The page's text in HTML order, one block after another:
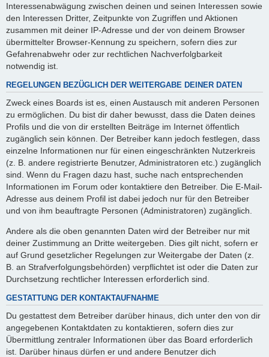
Interessenabwägung zwischen deinen und seinen Interessen sowie
den Interessen Dritter, Zeitpunkte von Zugriffen und Aktionen
zusammen mit deiner IP-Adresse und der von deinem Browser
übermittelter Browser-Kennung zu speichern, sofern dies zur
Gefahrenabwehr oder zur rechtlichen Nachverfolgbarkeit
notwendig ist.
REGELUNGEN BEZÜGLICH DER WEITERGABE DEINER DATEN
Zweck eines Boards ist es, einen Austausch mit anderen Personen
zu ermöglichen. Du bist dir daher bewusst, dass die Daten deines
Profils und die von dir erstellten Beiträge im Internet öffentlich
zugänglich sein können. Der Betreiber kann jedoch festlegen, dass
einzelne Informationen nur für einen eingeschränkten Nutzerkreis
(z. B. andere registrierte Benutzer, Administratoren etc.) zugänglich
sind. Wenn du Fragen dazu hast, suche nach entsprechenden
Informationen im Forum oder kontaktiere den Betreiber. Die E-Mail-
Adresse aus deinem Profil ist dabei jedoch nur für den Betreiber
und von ihm beauftragte Personen (Administratoren) zugänglich.
Andere als die oben genannten Daten wird der Betreiber nur mit
deiner Zustimmung an Dritte weitergeben. Dies gilt nicht, sofern er
auf Grund gesetzlicher Regelungen zur Weitergabe der Daten (z.
B. an Strafverfolgungsbehörden) verpflichtet ist oder die Daten zur
Durchsetzung rechtlicher Interessen erforderlich sind.
GESTATTUNG DER KONTAKTAUFNAHME
Du gestattest dem Betreiber darüber hinaus, dich unter den von dir
angegebenen Kontaktdaten zu kontaktieren, sofern dies zur
Übermittlung zentraler Informationen über das Board erforderlich
ist. Darüber hinaus dürfen er und andere Benutzer dich